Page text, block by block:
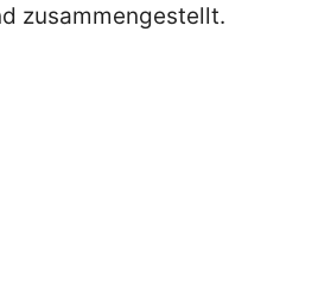
zusammengestellt.